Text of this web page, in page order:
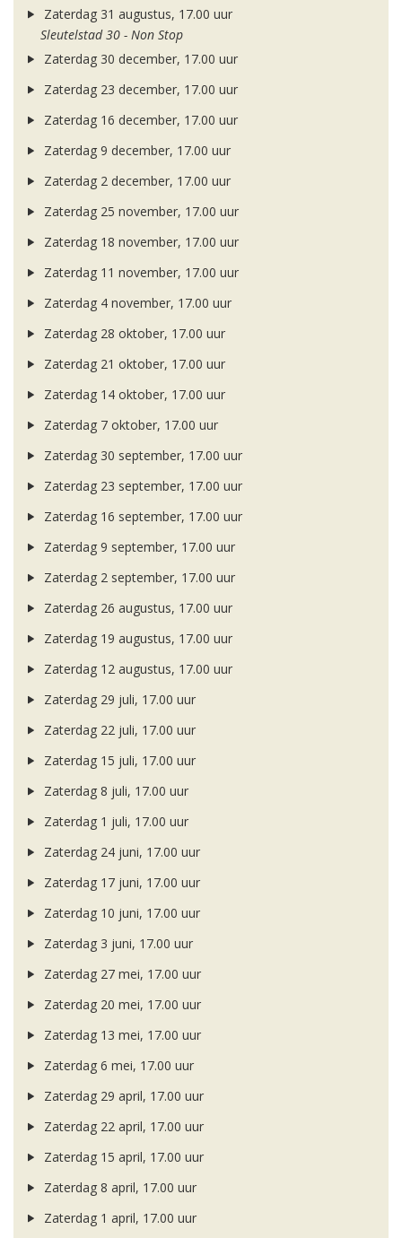
Zaterdag 31 augustus, 17.00 uur
Sleutelstad 30 - Non Stop
Zaterdag 30 december, 17.00 uur
Zaterdag 23 december, 17.00 uur
Zaterdag 16 december, 17.00 uur
Zaterdag 9 december, 17.00 uur
Zaterdag 2 december, 17.00 uur
Zaterdag 25 november, 17.00 uur
Zaterdag 18 november, 17.00 uur
Zaterdag 11 november, 17.00 uur
Zaterdag 4 november, 17.00 uur
Zaterdag 28 oktober, 17.00 uur
Zaterdag 21 oktober, 17.00 uur
Zaterdag 14 oktober, 17.00 uur
Zaterdag 7 oktober, 17.00 uur
Zaterdag 30 september, 17.00 uur
Zaterdag 23 september, 17.00 uur
Zaterdag 16 september, 17.00 uur
Zaterdag 9 september, 17.00 uur
Zaterdag 2 september, 17.00 uur
Zaterdag 26 augustus, 17.00 uur
Zaterdag 19 augustus, 17.00 uur
Zaterdag 12 augustus, 17.00 uur
Zaterdag 29 juli, 17.00 uur
Zaterdag 22 juli, 17.00 uur
Zaterdag 15 juli, 17.00 uur
Zaterdag 8 juli, 17.00 uur
Zaterdag 1 juli, 17.00 uur
Zaterdag 24 juni, 17.00 uur
Zaterdag 17 juni, 17.00 uur
Zaterdag 10 juni, 17.00 uur
Zaterdag 3 juni, 17.00 uur
Zaterdag 27 mei, 17.00 uur
Zaterdag 20 mei, 17.00 uur
Zaterdag 13 mei, 17.00 uur
Zaterdag 6 mei, 17.00 uur
Zaterdag 29 april, 17.00 uur
Zaterdag 22 april, 17.00 uur
Zaterdag 15 april, 17.00 uur
Zaterdag 8 april, 17.00 uur
Zaterdag 1 april, 17.00 uur